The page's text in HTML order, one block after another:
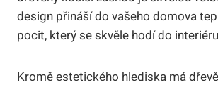
design přináší do vašeho domova
pocit, který se skvěle hodí do
Kromě estetického hlediska má